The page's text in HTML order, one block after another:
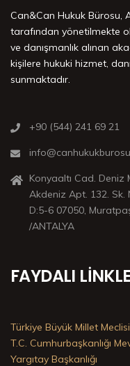
Can&Can Hukuk Bürosu,
tarafından yönetilmekte
ve danışmanlık alınan
kişilere hukuki hizmet,
sunmaktadır.
+90 (544) 241 69 21
Konyaaltı Cad. Deniz
Akdeniz Apt. 132. Sk.
D:5-6 07050,
/ANTALYA
FAYDALI
Türkiye Büyük Millet Meclisi
T.C. Cumhurbaşkanlığı
Yargıtay Başkanlığı